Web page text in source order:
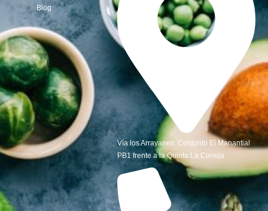
Blog
Vía los Arrayanes. Conjunto El Manantial
PB1 frente a la Quinta La Coneja